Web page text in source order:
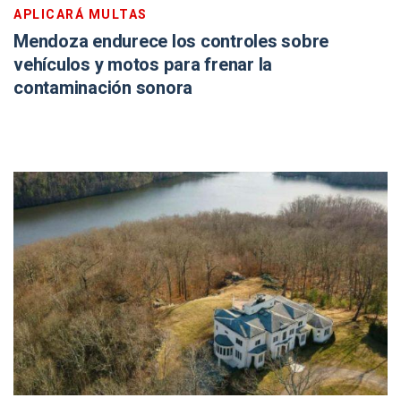
APLICARÁ MULTAS
Mendoza endurece los controles sobre
vehículos y motos para frenar la
contaminación sonora